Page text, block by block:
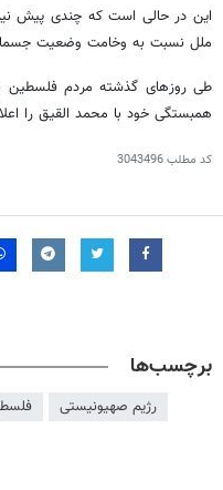
این در حالی است که چندی پیش
ملل نسبت به وخامت وضعیت جسمانی
طی روزهای گذشته مردم فلسطین
همبستگی خود با محمد القیق را
کد مطلب3043496
برچسب‌ها
رژیم صهیونیستی